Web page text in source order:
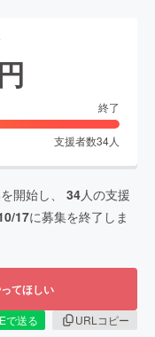
円
終了
支援者数34人
開始し、 34人の支援
17に募集を終了しま
てほしい
で送る
URLコピー